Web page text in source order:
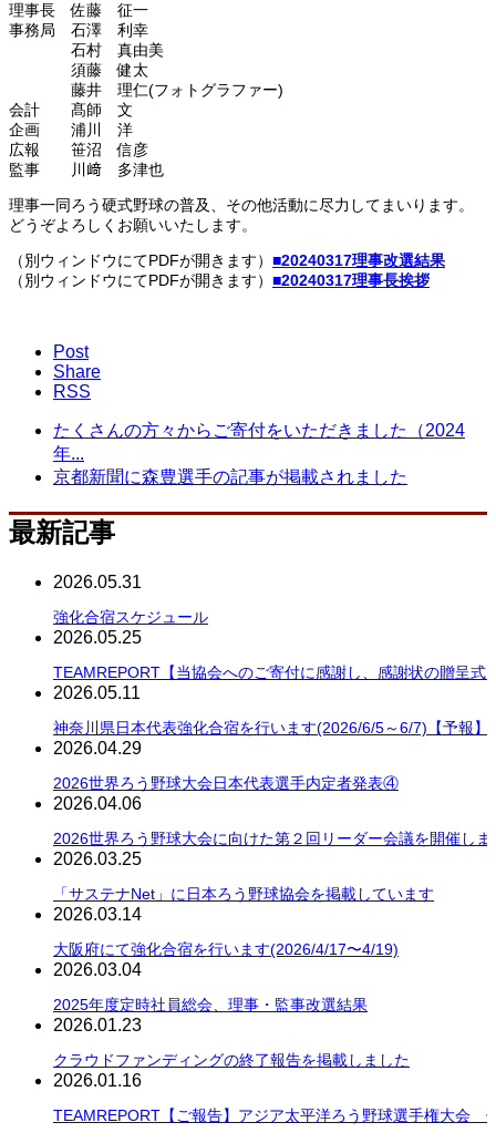
理事長 佐藤 征一
事務局 石澤 利幸
石村 真由美
須藤 健太
藤井 理仁(フォトグラファー)
会計 髙師 文
企画 浦川 洋
広報 笹沼 信彦
監事 川﨑 多津也
理事一同ろう硬式野球の普及、その他活動に尽力してまいります。
どうぞよろしくお願いいたします。
（別ウィンドウにてPDFが開きます） ■20240317理事改選結果
（別ウィンドウにてPDFが開きます） ■20240317理事長挨拶
Post
Share
RSS
たくさんの方々からご寄付をいただきました（2024
年...
京都新聞に森豊選手の記事が掲載されました
最新記事
2026.05.31
強化合宿スケジュール
2026.05.25
TEAMREPORT【当協会へのご寄付に感謝し、感謝状の贈呈式
2026.05.11
神奈川県日本代表強化合宿を行います(2026/6/5～6/7)【予報】
2026.04.29
2026世界ろう野球大会日本代表選手内定者発表④
2026.04.06
2026世界ろう野球大会に向けた第２回リーダー会議を開催しま
2026.03.25
「サステナNet」に日本ろう野球協会を掲載しています
2026.03.14
大阪府にて強化合宿を行います(2026/4/17〜4/19)
2026.03.04
2025年度定時社員総会、理事・監事改選結果
2026.01.23
クラウドファンディングの終了報告を掲載しました
2026.01.16
TEAMREPORT【ご報告】アジア太平洋ろう野球選手権大会